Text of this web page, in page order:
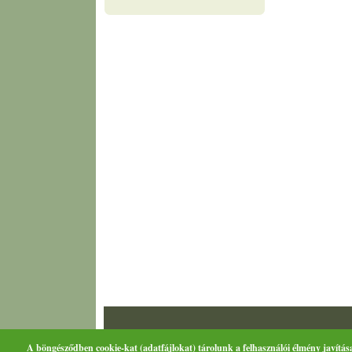
A böngésződben cookie-kat (adatfájlokat) tárolunk a felhasználói élmény